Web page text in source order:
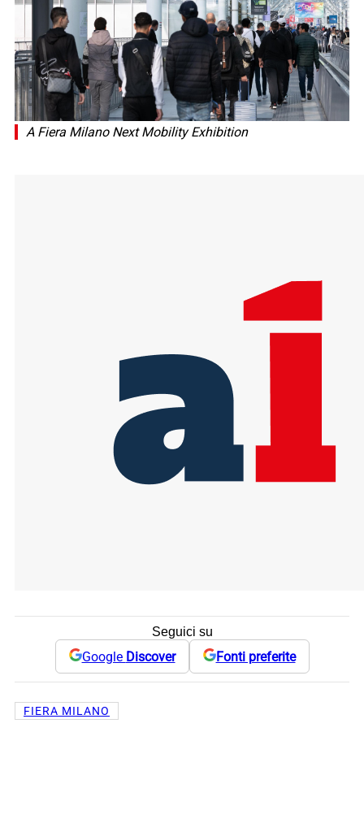
A Fiera Milano Next Mobility Exhibition
Seguici su
Google Discover Fonti preferite
FIERA MILANO